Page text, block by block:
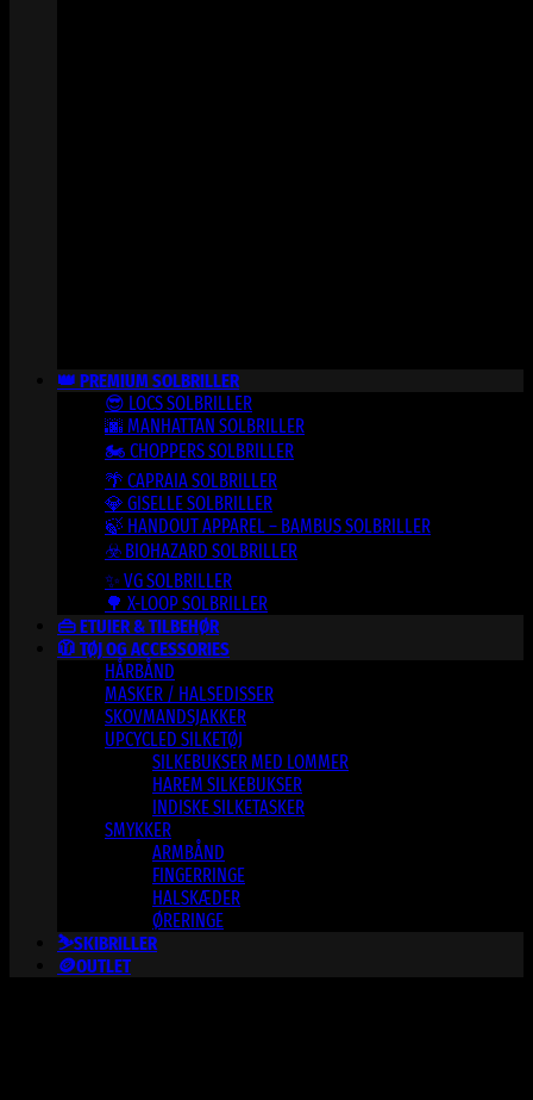
👑 PREMIUM SOLBRILLER
😎 LOCS SOLBRILLER
🌆 MANHATTAN SOLBRILLER
🏍️ CHOPPERS SOLBRILLER
🌴 CAPRAIA SOLBRILLER
💎 GISELLE SOLBRILLER
🍃 HANDOUT APPAREL – BAMBUS SOLBRILLER
☣️ BIOHAZARD SOLBRILLER
✨ VG SOLBRILLER
🌳 X-LOOP SOLBRILLER
👜 ETUIER & TILBEHØR
🧥 TØJ OG ACCESSORIES
HÅRBÅND
MASKER / HALSEDISSER
SKOVMANDSJAKKER
UPCYCLED SILKETØJ
SILKEBUKSER MED LOMMER
HAREM SILKEBUKSER
INDISKE SILKETASKER
SMYKKER
ARMBÅND
FINGERRINGE
HALSKÆDER
ØRERINGE
⛷️SKIBRILLER
🪙OUTLET